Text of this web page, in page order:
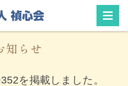
知らせ
を掲載しました。